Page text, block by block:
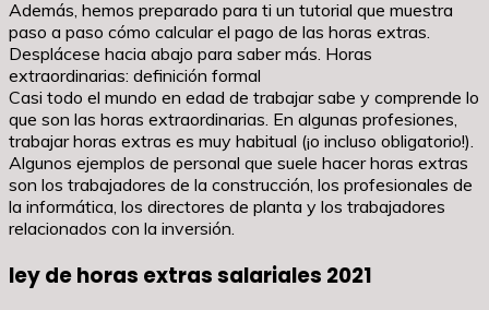
Además, hemos preparado para ti un tutorial que muestra
paso a paso cómo calcular el pago de las horas extras.
Desplácese hacia abajo para saber más. Horas
extraordinarias: definición formal
Casi todo el mundo en edad de trabajar sabe y comprende lo
que son las horas extraordinarias. En algunas profesiones,
trabajar horas extras es muy habitual (¡o incluso obligatorio!).
Algunos ejemplos de personal que suele hacer horas extras
son los trabajadores de la construcción, los profesionales de
la informática, los directores de planta y los trabajadores
relacionados con la inversión.
ley de horas extras salariales 2021